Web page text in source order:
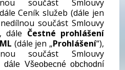
součást Smlouvy
Ceník služeb (dále jen
součást Smlouvy
, dále Čestné prohlášení
(dále jen „Prohlášení“),
součást Smlouvy
dále Všeobecné obchodní